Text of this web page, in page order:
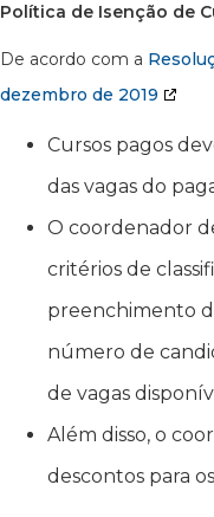
Política de Isenção de
De acordo com a
dezembro de 2019
Cursos pagos
das vagas do
O coordenador
critérios de
preenchimento
número de
de vagas
Além disso, o
descontos para